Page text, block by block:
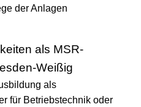
der Anlagen
als MSR-
Weißig
als
für Betriebstechnik oder